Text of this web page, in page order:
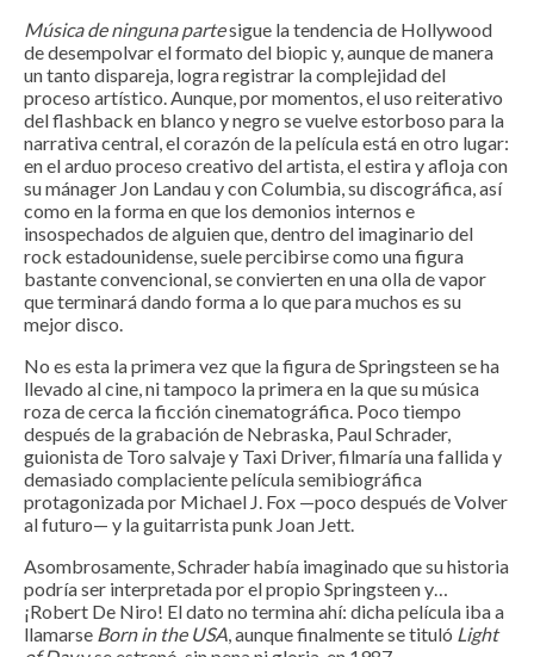
Música de ninguna partesigue la tendencia de Hollywood
de desempolvar el formato del biopic y, aunque de manera
un tanto dispareja, logra registrar la complejidad del
proceso artístico. Aunque, por momentos, el uso reiterativo
del flashback en blanco y negro se vuelve estorboso para la
narrativa central, el corazón de la película está en otro lugar:
en el arduo proceso creativo del artista, el estira y afloja con
su mánager Jon Landau y con Columbia, su discográfica, así
como en la forma en que los demonios internos e
insospechados de alguien que, dentro del imaginario del
rock estadounidense, suele percibirse como una figura
bastante convencional, se convierten en una olla de vapor
que terminará dando forma a lo que para muchos es su
mejor disco.
No es esta la primera vez que la figura de Springsteen se ha
llevado al cine, ni tampoco la primera en la que su música
roza de cerca la ficción cinematográfica. Poco tiempo
después de la grabación de Nebraska, Paul Schrader,
guionista de Toro salvaje y Taxi Driver, filmaría una fallida y
demasiado complaciente película semibiográfica
protagonizada por Michael J. Fox —poco después de Volver
al futuro— y la guitarrista punk Joan Jett.
Asombrosamente, Schrader había imaginado que su historia
podría ser interpretada por el propio Springsteen y…
¡Robert De Niro! El dato no termina ahí: dicha película iba a
llamarse Born in the USA , aunque finalmente se tituló Light